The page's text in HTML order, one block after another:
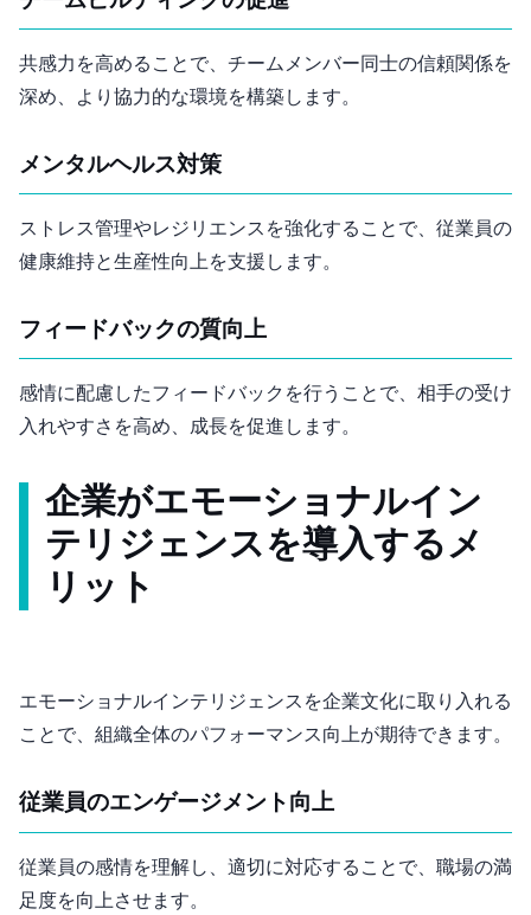
共感力を高めることで、チームメンバー同士の信頼関係を
深め、より協力的な環境を構築します。
メンタルヘルス対策
ストレス管理やレジリエンスを強化することで、従業員の
健康維持と生産性向上を支援します。
フィードバックの質向上
感情に配慮したフィードバックを行うことで、相手の受け
入れやすさを高め、成長を促進します。
企業がエモーショナルイン
テリジェンスを導入するメ
リット
エモーショナルインテリジェンスを企業文化に取り入れる
ことで、組織全体のパフォーマンス向上が期待できます。
従業員のエンゲージメント向上
従業員の感情を理解し、適切に対応することで、職場の満
足度を向上させます。